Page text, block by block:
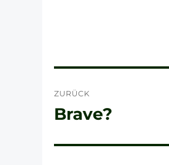
ZURÜCK
Vorheriger
Brave?